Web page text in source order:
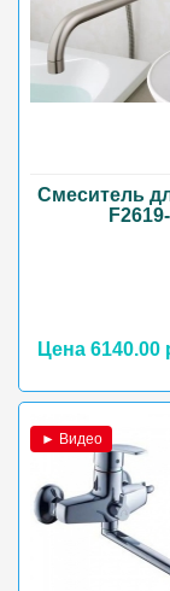
Смеситель
Цена 6140.00
► Видео